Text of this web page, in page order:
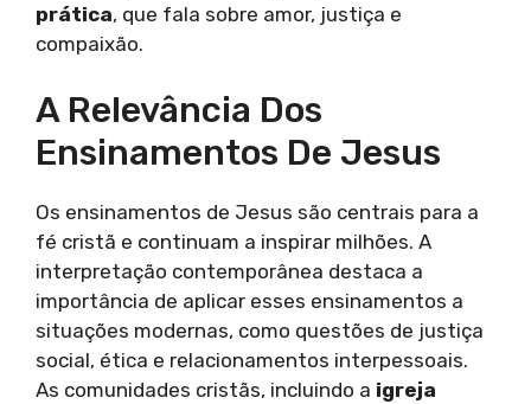
prática, que fala sobre amor, justiça e
compaixão.
A Relevância Dos
Ensinamentos De Jesus
Os ensinamentos de Jesus são centrais para a
fé cristã e continuam a inspirar milhões. A
interpretação contemporânea destaca a
importância de aplicar esses ensinamentos a
situações modernas, como questões de justiça
social, ética e relacionamentos interpessoais.
As comunidades cristãs, incluindo a igreja